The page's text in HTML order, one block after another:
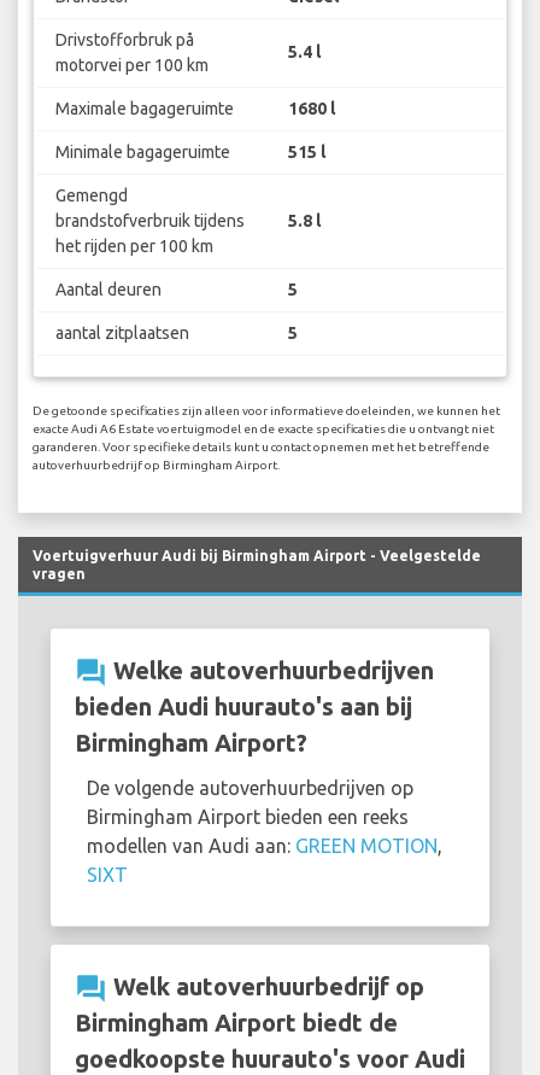
Drivstofforbruk på
motorvei per 100 km
5.4 l
Maximale bagageruimte 1680 l
Minimale bagageruimte 515 l
Gemengd
brandstofverbruik tijdens
het rijden per 100 km
5.8 l
Aantal deuren 5
aantal zitplaatsen 5
De getoonde specificaties zijn alleen voor informatieve doeleinden, we kunnen het
exacte Audi A6 Estate voertuigmodel en de exacte specificaties die u ontvangt niet
garanderen. Voor specifieke details kunt u contact opnemen met het betreffende
autoverhuurbedrijf op Birmingham Airport.
Voertuigverhuur Audi bij Birmingham Airport - Veelgestelde
vragen
question_answer Welke autoverhuurbedrijven
bieden Audi huurauto's aan bij
Birmingham Airport?
De volgende autoverhuurbedrijven op
Birmingham Airport bieden een reeks
modellen van Audi aan: GREEN MOTION,
SIXT
question_answer Welk autoverhuurbedrijf op
Birmingham Airport biedt de
goedkoopste huurauto's voor Audi